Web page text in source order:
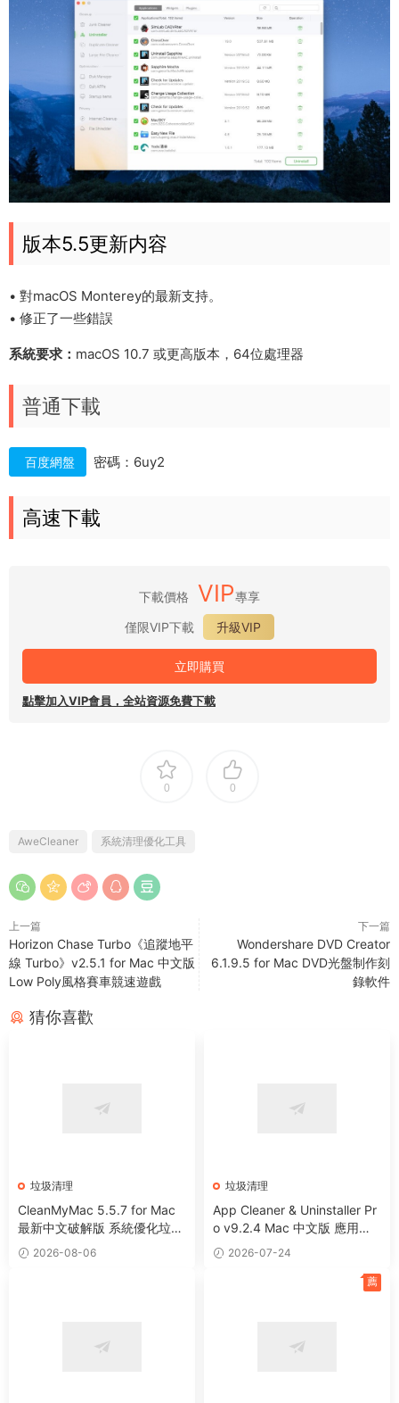
版本5.5更新内容
• 對macOS Monterey的最新支持。
• 修正了一些錯誤
系統要求： macOS 10.7 或更高版本，64位處理器
普通下載
百度網盤 密碼：6uy2
高速下載
下載價格 VIP專享
僅限VIP下載
升級VIP
立即購買
點擊加入VIP會員，全站資源免費下載
0 0
AweCleaner 系統清理優化工具
上一篇
Horizon Chase Turbo《追蹤地平
線 Turbo》v2.5.1 for Mac 中文版
Low Poly風格賽車競速遊戲
下一篇
Wondershare DVD Creator
6.1.9.5 for Mac DVD光盤制作刻
錄軟件
猜你喜歡
垃圾清理
CleanMyMac 5.5.7 for Mac
最新中文破解版 系統優化垃圾
清理工具
2026-08-06
垃圾清理
App Cleaner & Uninstaller Pr
o v9.2.4 Mac 中文版 應用程
序卸載清理工具
2026-07-24
薦